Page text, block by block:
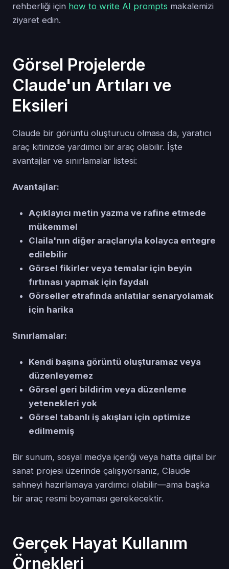
rehberliği için how to write AI prompts makalemizi
ziyaret edin.
Görsel Projelerde
Claude'un Artıları ve
Eksileri
Claude bir görüntü oluşturucu olmasa da, yaratıcı
araç kitinizde yardımcı bir araç olabilir. İşte
avantajlar ve sınırlamalar listesi:
Avantajlar:
Açıklayıcı metin yazma ve rafine etmede
mükemmel
Claila'nın diğer araçlarıyla kolayca entegre
edilebilir
Görsel fikirler veya temalar için beyin
fırtınası yapmak için faydalı
Görseller etrafında anlatılar senaryolamak
için harika
Sınırlamalar:
Kendi başına görüntü oluşturamaz veya
düzenleyemez
Görsel geri bildirim veya düzenleme
yetenekleri yok
Görsel tabanlı iş akışları için optimize
edilmemiş
Bir sunum, sosyal medya içeriği veya hatta dijital bir
sanat projesi üzerinde çalışıyorsanız, Claude
sahneyi hazırlamaya yardımcı olabilir—ama başka
bir araç resmi boyaması gerekecektir.
Gerçek Hayat Kullanım
Örnekleri